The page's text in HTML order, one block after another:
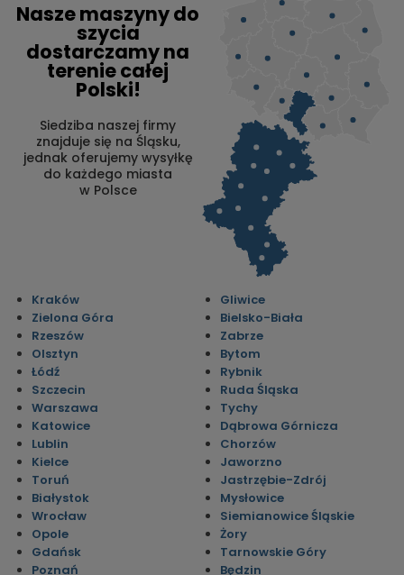
Nasze maszyny do
szycia
dostarczamy na
terenie całej
Polski!
Siedziba naszej firmy
znajduje się na Śląsku,
jednak oferujemy wysyłkę
do każdego miasta
w Polsce
Kraków
Zielona Góra
Rzeszów
Olsztyn
Łódź
Szczecin
Warszawa
Katowice
Lublin
Kielce
Toruń
Białystok
Wrocław
Opole
Gdańsk
Poznań
Gliwice
Bielsko-Biała
Zabrze
Bytom
Rybnik
Ruda Śląska
Tychy
Dąbrowa Górnicza
Chorzów
Jaworzno
Jastrzębie-Zdrój
Mysłowice
Siemianowice Śląskie
Żory
Tarnowskie Góry
Będzin